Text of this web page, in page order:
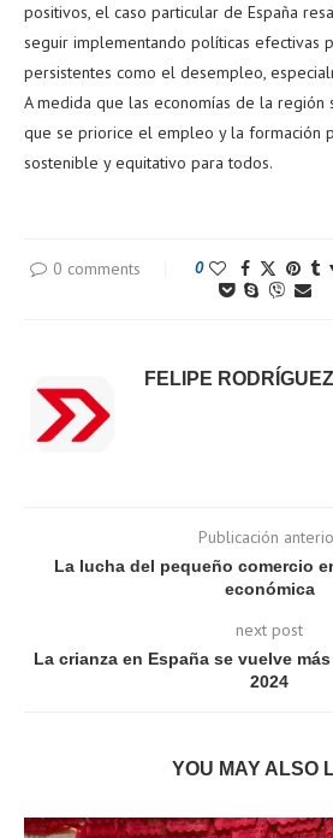
positivos, el caso particular de España
seguir implementando políticas efectivas
persistentes como el desempleo,
A medida que las economías de la región
que se priorice el empleo y la formación
sostenible y equitativo para todos.
0 comments 0
FELIPE RODRÍGUEZ
Publicación
La lucha del pequeño comercio
económica
next post
La crianza en España se vuelve
2024
YOU MAY ALSO